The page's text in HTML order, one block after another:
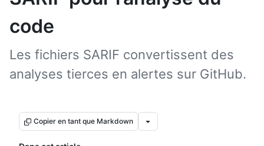
code
Les fichiers SARIF convertissent des
analyses tierces en alertes sur GitHub.
Copier en tant que Markdown